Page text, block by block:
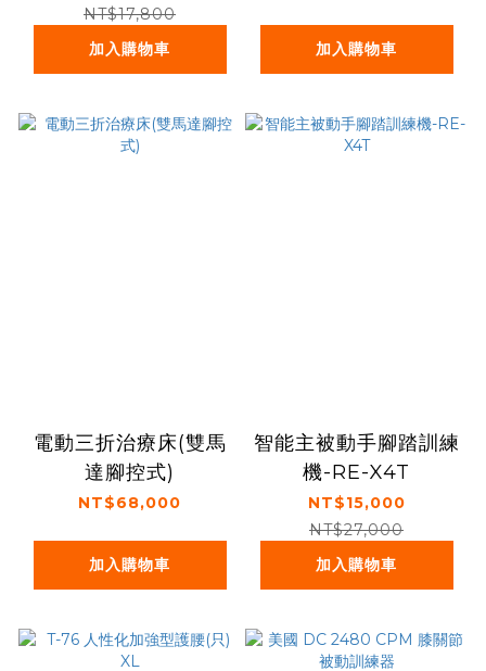
STIMULATOR
(Default)
NT$17,800
加入購物車
加入購物車
電動三折治療床(雙馬
達腳控式)
NT$68,000
加入購物車
智能主被動手腳踏訓練
機-RE-X4T
NT$15,000
NT$27,000
加入購物車